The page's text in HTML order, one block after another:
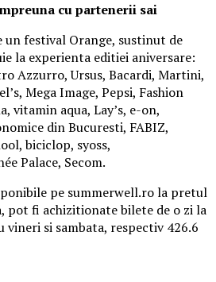
cu partenerii sai
un festival Orange, sustinut de
la experienta editiei aniversare:
Azzurro, Ursus, Bacardi, Martini,
Mega Image, Pepsi, Fashion
vitamin aqua, Lay’s, e-on,
din Bucuresti, FABIZ,
biciclop, syoss,
Palace, Secom.
pe summerwell.ro la pretul
pot fi achizitionate bilete de o zi la
si sambata, respectiv 426.6